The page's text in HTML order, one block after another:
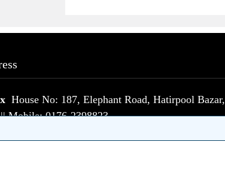
House No: 187, Elephant Road, Hatirpool Bazar,
|| Mobile: 0176-2398823